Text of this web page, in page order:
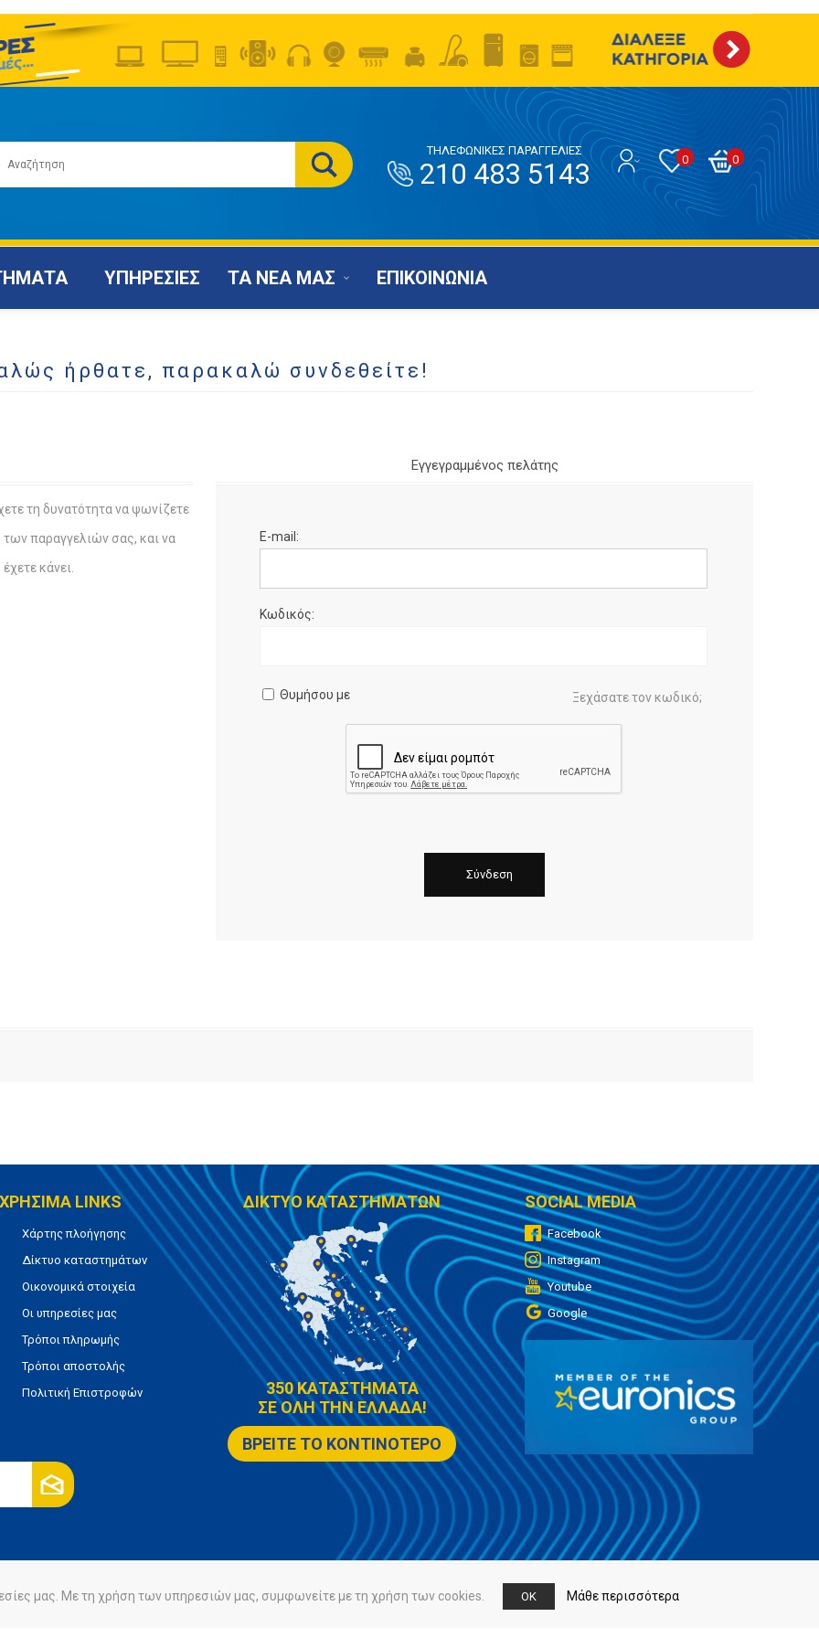
0
0
ΤΗΛΕΦΩΝΙΚΕΣ ΠΑΡΑΓΓΕΛΙΕΣ
210 483 5143
ΥΠΗΡΕΣΙΕΣ ΤΑ ΝΕΑ ΜΑΣ ΕΠΙΚΟΙΝΩΝΙΑ
ήρθατε, παρακαλώ συνδεθείτε!
τη δυνατότητα να ψωνίζετε
των παραγγελιών σας, και να
κάνει.
Εγγεγραμμένος πελάτης
E-mail:
Κωδικός:
Θυμήσου με Ξεχάσατε τον κωδικό;
ΧΡΗΣΙΜΑ LINKS
Χάρτης πλοήγησης
Δίκτυο καταστημάτων
Οικονομικά στοιχεία
Οι υπηρεσίες μας
Τρόποι πληρωμής
Τρόποι αποστολής
Πολιτική Επιστροφών
ΔΙΚΤΥΟ ΚΑΤΑΣΤΗΜΑΤΩΝ
350 ΚΑΤΑΣΤΗΜΑΤΑ
ΣΕ ΟΛΗ ΤΗΝ ΕΛΛΑΔΑ!
ΒΡΕΙΤΕ ΤΟ ΚΟΝΤΙΝΟΤΕΡΟ
SOCIAL MEDIA
Facebook
Instagram
Youtube
Google
Πολιτική Cookies
μας. Με τη χρήση των υπηρεσιών μας, συμφωνείτε με τη χρήση των cookies. OK Μάθε περισσότερα